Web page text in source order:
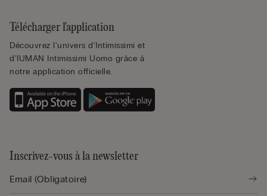
Télécharger l'application
Découvrez l'univers d'Intimissimi et
d'IUMAN Intimissimi Uomo grâce à
notre application officielle.
Inscrivez-vous à la newsletter